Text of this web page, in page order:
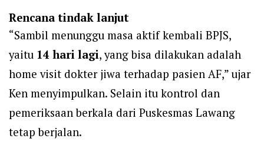
Rencana tindak lanjut
“Sambil menunggu masa aktif kembali BPJS,
yaitu 14 hari lagi, yang bisa dilakukan adalah
home visit dokter jiwa terhadap pasien AF,” ujar
Ken menyimpulkan. Selain itu kontrol dan
pemeriksaan berkala dari Puskesmas Lawang
tetap berjalan.